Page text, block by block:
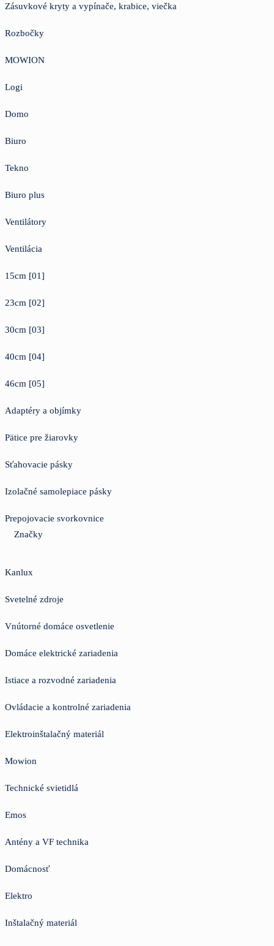
Zásuvkové kryty a vypínače, krabice, viečka
Rozbočky
MOWION
Logi
Domo
Biuro
Tekno
Biuro plus
Ventilátory
Ventilácia
15cm [01]
23cm [02]
30cm [03]
40cm [04]
46cm [05]
Adaptéry a objímky
Pätice pre žiarovky
Sťahovacie pásky
Izolačné samolepiace pásky
Prepojovacie svorkovnice
Značky
Kanlux
Svetelné zdroje
Vnútorné domáce osvetlenie
Domáce elektrické zariadenia
Istiace a rozvodné zariadenia
Ovládacie a kontrolné zariadenia
Elektroinštalačný materiál
Mowion
Technické svietidlá
Emos
Antény a VF technika
Domácnosť
Elektro
Inštalačný materiál